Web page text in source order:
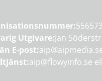
Utgivare:Jan
E-post:
aip@flowyinfo.se